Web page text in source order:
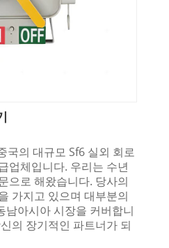
의 대규모 Sf6 실외 회로
업체입니다. 우리는 수년
으로 해왔습니다. 당사의
가지고 있으며 대부분의
남아시아 시장을 커버합니
의 장기적인 파트너가 되